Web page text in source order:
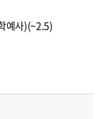
예사)(~2.5)